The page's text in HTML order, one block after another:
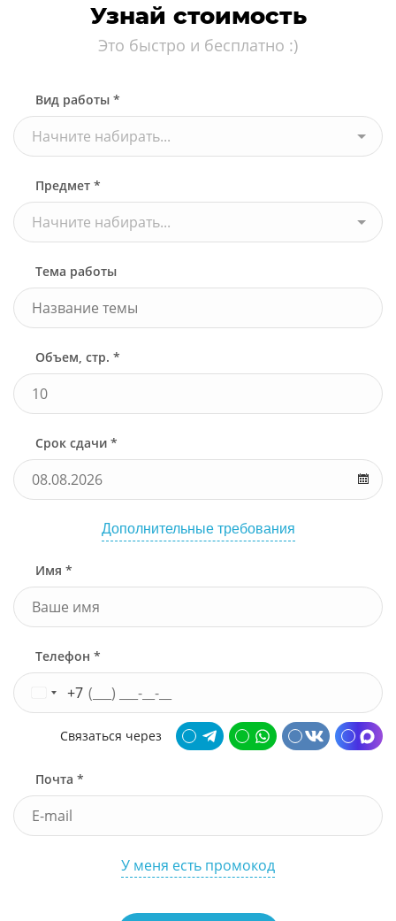
Узнай стоимость
Это быстро и бесплатно :)
Вид работы *
Начните набирать...
Предмет *
Начните набирать...
Тема работы
Объем, стр. *
Срок сдачи *
Дополнительные требования
Имя *
Телефон *
+7
Связаться через
Почта *
У меня есть промокод